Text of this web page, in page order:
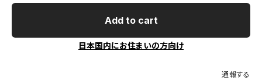
Add to cart
日本国内にお住まいの方向け
通報する